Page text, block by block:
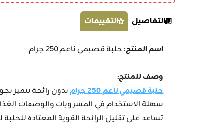
التفاصيل التقييمات
اسم المنتج:حلبة قصيمي ناعم 250 جرام
وصف للمنتج:
حلبة قصيمي ناعم 250 جرام
بدون رائحة تتميز
سهلة الاستخدام في المشروبات والوصفات
تساعد على تقليل الرائحة القوية المعتادة